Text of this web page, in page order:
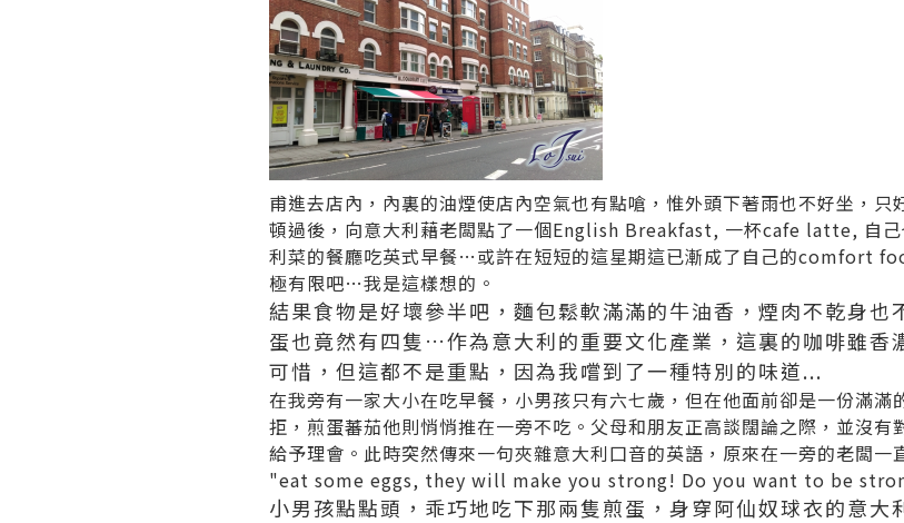
甫進去店內，內裏的油煙使店內空氣也有點嗆，惟外頭下著雨也不好坐，
頓過後，向意大利藉老闆點了一個English Breakfast, 一杯cafe latte, 自己
利菜的餐廳吃英式早餐…或許在短短的這星期這已漸成了自己的comfort
極有限吧…我是這樣想的。
結果食物是好壞參半吧，麵包鬆軟滿滿的牛油香，煙肉不乾身也
蛋也竟然有四隻…作為意大利的重要文化產業，這裏的咖啡雖香
可惜，但這都不是重點，因為我嚐到了一種特別的味道...
在我旁有一家大小在吃早餐，小男孩只有六七歲，但在他面前卻是一份滿
拒，煎蛋蕃茄他則悄悄推在一旁不吃。父母和朋友正高談闊論之際，並沒有
給予理會。此時突然傳來一句夾雜意大利囗音的英語，原來在一旁的老闆一
"eat some eggs, they will make you strong! Do you want to be
小男孩點點頭，乖巧地吃下那兩隻煎蛋，身穿阿仙奴球衣的意大